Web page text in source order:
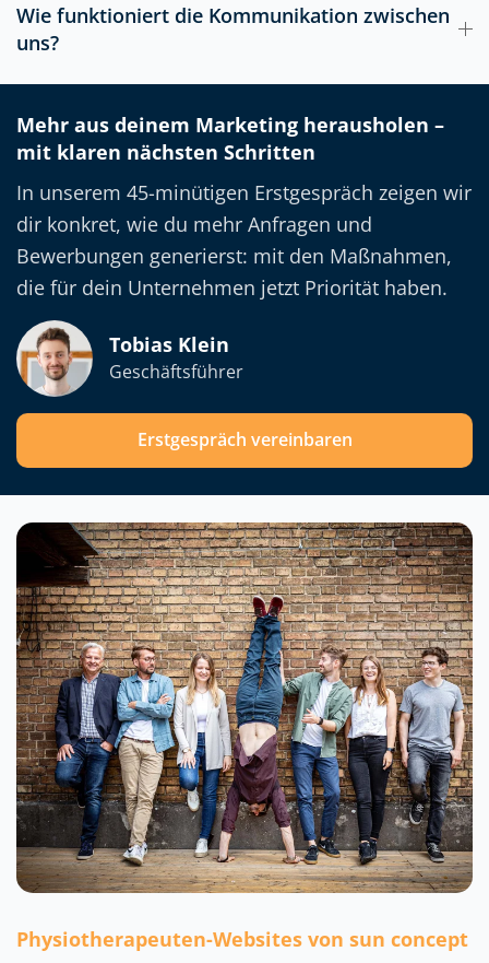
Wie funktioniert die Kommunikation zwischen
uns?
Mehr aus deinem Marketing herausholen –
mit klaren nächsten Schritten
In unserem 45-minütigen Erstgespräch zeigen wir
dir konkret, wie du mehr Anfragen und
Bewerbungen generierst: mit den Maßnahmen,
die für dein Unternehmen jetzt Priorität haben.
Tobias Klein
Geschäftsführer
Erstgespräch vereinbaren
Physiotherapeuten-Websites von sun concept